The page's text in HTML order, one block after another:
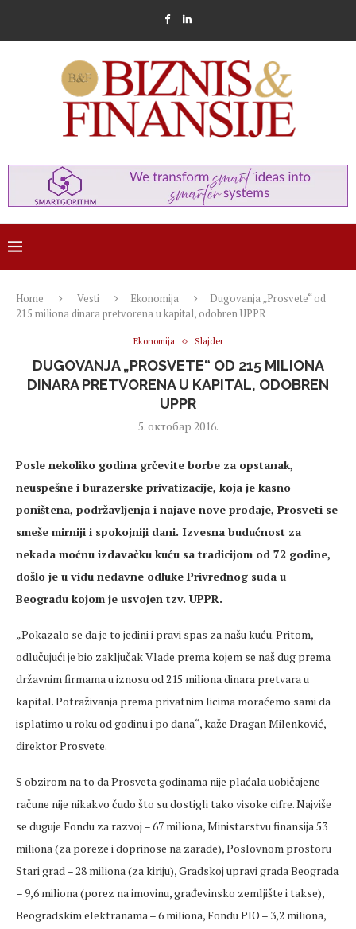
Home Vesti Ekonomija
Dugovanja „Prosvete“ od
215 miliona dinara pretvorena u kapital, odobren UPPR
Ekonomija Slajder
DUGOVANJA „PROSVETE“ OD 215 MILIONA
DINARA PRETVORENA U KAPITAL, ODOBREN
UPPR
5. октобар 2016.
Posle nekoliko godina grčevite borbe za opstanak,
neuspešne i burazerske privatizacije, koja je kasno
poništena, podržavljenja i najave nove prodaje, Prosveti se
smeše mirniji i spokojniji dani. Izvesna budućnost za
nekada moćnu izdavačku kuću sa tradicijom od 72 godine,
došlo je u vidu nedavne odluke Privrednog suda u
Beogradu kojom je usvojen tzv. UPPR.
„Pokazalo se da je to jedini i pravi spas za našu kuću. Pritom,
odlučujući je bio zaključak Vlade prema kojem se naš dug prema
državnim firmama u iznosu od 215 miliona dinara pretvara u
kapital. Potraživanja prema privatnim licima moraćemo sami da
isplatimo u roku od godinu i po dana“, kaže Dragan Milenković,
direktor Prosvete.
S obzirom na to da Prosveta godinama nije plaćala uobičajene
račune nije nikakvo čudo što su dostigli tako visoke cifre. Najviše
se duguje Fondu za razvoj – 67 miliona, Ministarstvu finansija 53
miliona (za poreze i doprinose na zarade), Poslovnom prostoru
Stari grad – 28 miliona (za kiriju), Gradskoj upravi grada Beograda
– 9,6 miliona (porez na imovinu, građevinsko zemljište i takse),
Beogradskim elektranama – 6 miliona, Fondu PIO – 3,2 miliona,